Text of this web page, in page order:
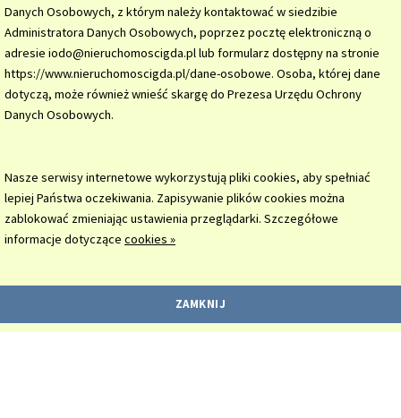
Danych Osobowych, z którym należy kontaktować w siedzibie
Administratora Danych Osobowych, poprzez pocztę elektroniczną o
adresie iodo@nieruchomoscigda.pl lub formularz dostępny na stronie
https://www.nieruchomoscigda.pl/dane-osobowe. Osoba, której dane
dotyczą, może również wnieść skargę do Prezesa Urzędu Ochrony
Danych Osobowych.
Nasze serwisy internetowe wykorzystują pliki cookies, aby spełniać
lepiej Państwa oczekiwania. Zapisywanie plików cookies można
zablokować zmieniając ustawienia przeglądarki. Szczegółowe
informacje dotyczące cookies »
ZAMKNIJ